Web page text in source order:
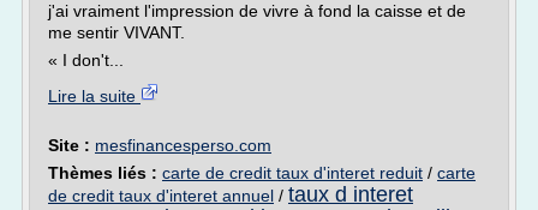
j'ai vraiment l'impression de vivre à fond la caisse et de
me sentir VIVANT.
« I don't...
Lire la suite
Site : mesfinancesperso.com
Thèmes liés : carte de credit taux d'interet reduit / carte
de credit taux d'interet annuel / taux d interet